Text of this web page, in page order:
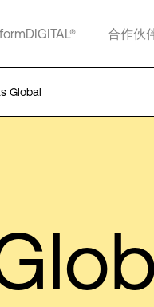
合作伙
Global